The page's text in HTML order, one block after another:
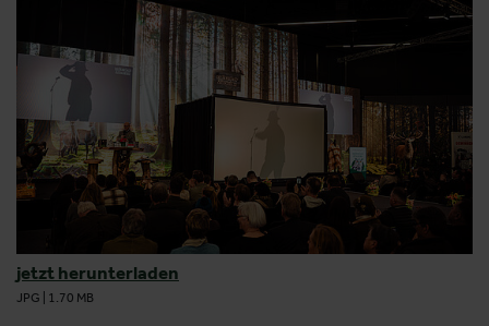
jetzt herunterladen
JPG 1.70 MB